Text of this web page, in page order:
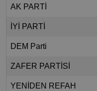
AK PARTİ
İYİ PARTİ
DEM Parti
ZAFER PARTİSİ
YENİDEN REFAH